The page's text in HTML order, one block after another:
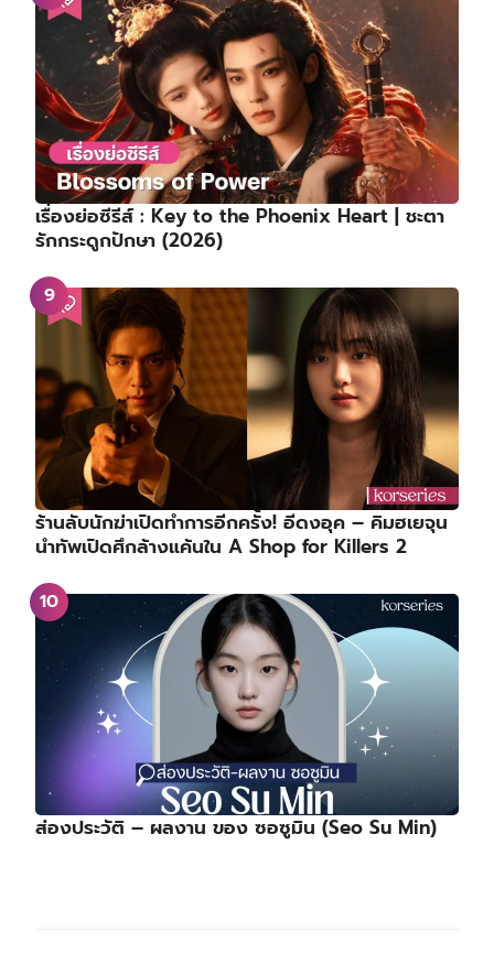
เรื่องย่อซีรีส์ : Key to the Phoenix Heart | ชะตา
รักกระดูกปักษา (2026)
ร้านลับนักฆ่าเปิดทำการอีกครั้ง! อีดงอุค – คิมฮเยจุน
นำทัพเปิดศึกล้างแค้นใน A Shop for Killers 2
ส่องประวัติ – ผลงาน ของ ซอซูมิน (Seo Su Min)